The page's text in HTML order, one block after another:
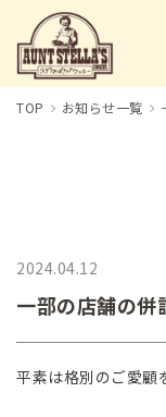
TOP お知らせ一覧
2024.04.12
一部の店舗の併
平素は格別のご愛顧